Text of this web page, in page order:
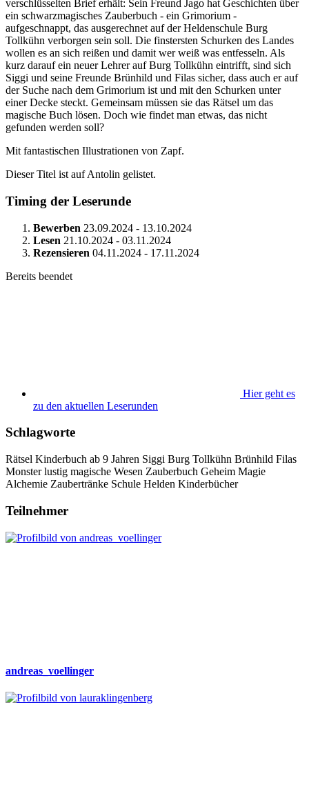
verschlüsselten Brief erhält: Sein Freund Jago hat Geschichten über
ein schwarzmagisches Zauberbuch - ein Grimorium -
aufgeschnappt, das ausgerechnet auf der Heldenschule Burg
Tollkühn verborgen sein soll. Die finstersten Schurken des Landes
wollen es an sich reißen und damit wer weiß was entfesseln. Als
kurz darauf ein neuer Lehrer auf Burg Tollkühn eintrifft, sind sich
Siggi und seine Freunde Brünhild und Filas sicher, dass auch er auf
der Suche nach dem Grimorium ist und mit den Schurken unter
einer Decke steckt. Gemeinsam müssen sie das Rätsel um das
magische Buch lösen. Doch wie findet man etwas, das nicht
gefunden werden soll?
Mit fantastischen Illustrationen von Zapf.
Dieser Titel ist auf Antolin gelistet.
Timing der Leserunde
Bewerben 23.09.2024 - 13.10.2024
Lesen 21.10.2024 - 03.11.2024
Rezensieren 04.11.2024 - 17.11.2024
Bereits beendet
Hier geht es
zu den aktuellen Leserunden
Schlagworte
Rätsel Kinderbuch ab 9 Jahren Siggi Burg Tollkühn Brünhild Filas
Monster lustig magische Wesen Zauberbuch Geheim Magie
Alchemie Zaubertränke Schule Helden Kinderbücher
Teilnehmer
andreas_voellinger